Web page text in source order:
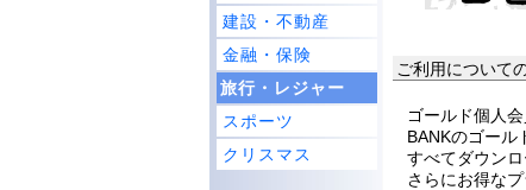
建設・不動産
金融・保険
旅行・レジャー
スポーツ
クリスマス
ご利用について
ゴールド個人
BANKのゴール
すべてダウンロ
さらにお得な